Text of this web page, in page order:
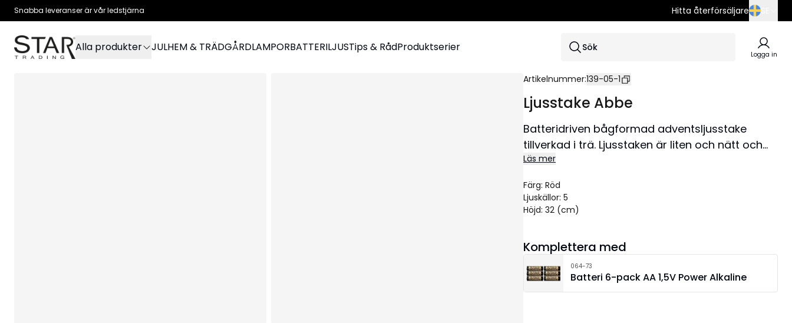
Snabba leveranser är vår ledstjärna Hitta återförsäljare
SE
EN
Alla produkter JULHEM & TRÄDGÅRDLAMPORBATTERILJUSTips & RådProduktserier Sök
Logga in
Artikelnummer:139-05-1
Ljusstake Abbe
Batteridriven bågformad adventsljusstake
tillverkad i trä. Ljusstaken är liten och nätt och
därför lättplacerad i både fönster och på skänk.
hemmet. Denna produkt har FSC®-märkning.
Storlek 46x32 cm.
Läs mer
Färg: Röd
Ljuskällor: 5
Höjd: 32 (cm)
Komplettera med
064-73
Batteri 6-pack AA 1,5V Power Alkaline